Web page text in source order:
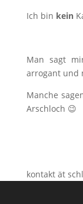
Ich bin kein
Man sagt
arrogant und
Manche
Arschloch 😉
kontakt ät